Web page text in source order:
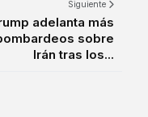
Siguiente
adelanta más
sobre
Irán tras los...